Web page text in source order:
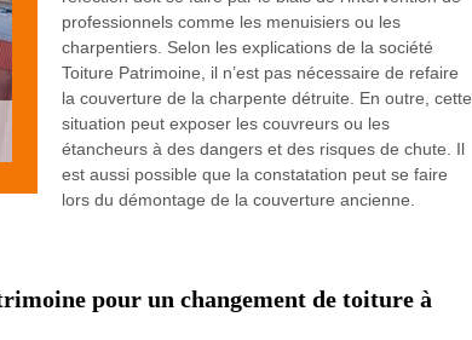
professionnels comme les menuisiers ou les
charpentiers. Selon les explications de la société
Toiture Patrimoine, il n’est pas nécessaire de refaire
la couverture de la charpente détruite. En outre, cette
situation peut exposer les couvreurs ou les
étancheurs à des dangers et des risques de chute. Il
est aussi possible que la constatation peut se faire
lors du démontage de la couverture ancienne.
pour un changement de toiture à